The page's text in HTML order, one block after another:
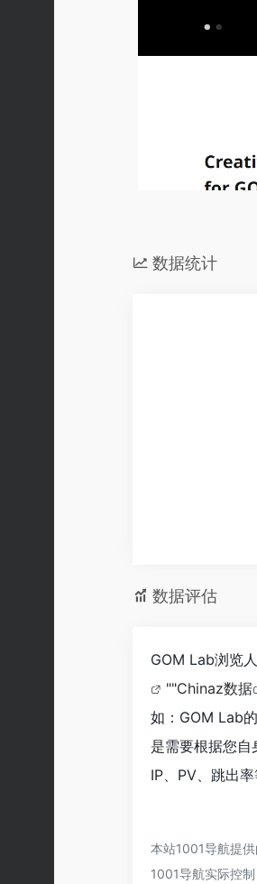
数据统计
数据评估
GOM Lab浏览
""Chinaz数据
如：GOM Lab
是需要根据您
IP、PV、跳出率
本站1001导航提
1001导航实际控